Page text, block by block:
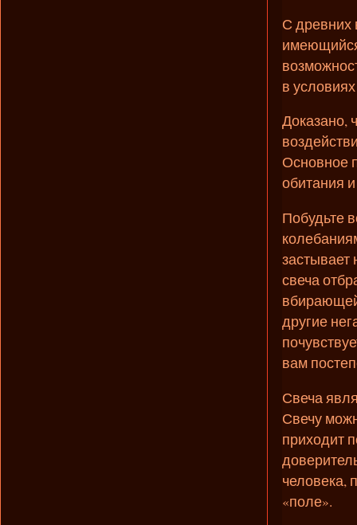
С древних
в
Доказано,
Основное
обитания
Побудьте
застывает
свеча
другие
вам
Свеча
Свечу
приходит
человека,
«поле».